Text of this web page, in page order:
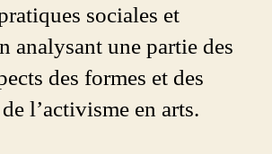
sociales et
analysant une partie des
des formes et des
l’activisme en arts.